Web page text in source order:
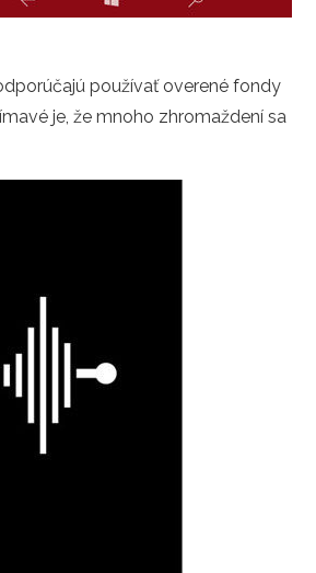
používať overené fondy
je, že mnoho zhromaždení sa